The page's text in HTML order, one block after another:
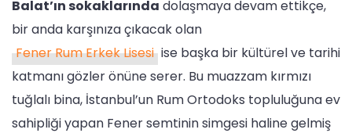
Balat’ın sokaklarında dolaşmaya devam ettikçe,
bir anda karşınıza çıkacak olan
Fener Rum Erkek Lisesi ise başka bir kültürel ve tarihi
katmanı gözler önüne serer. Bu muazzam kırmızı
tuğlalı bina, İstanbul’un Rum Ortodoks topluluğuna ev
sahipliği yapan Fener semtinin simgesi haline gelmiş